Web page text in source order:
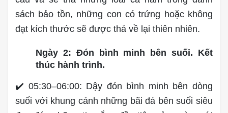
sách bảo tồn, những con có trứng hoặc không
đạt kích thước sẽ được thả về lại thiên nhiên.
Ngày 2: Đón bình minh bên suối. Kết
thúc hành trình.
✔️ 05:30–06:00: Dậy đón bình minh bên dòng
suối với khung cảnh những bãi đá bên suối siêu